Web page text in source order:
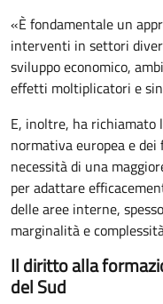
«È fondamentale un
interventi in settori
sviluppo economico,
effetti moltiplicatori e
E, inoltre, ha richiamato
normativa europea e
necessità di una
per adattare
delle aree interne,
marginalità e
Il diritto alla
del Sud